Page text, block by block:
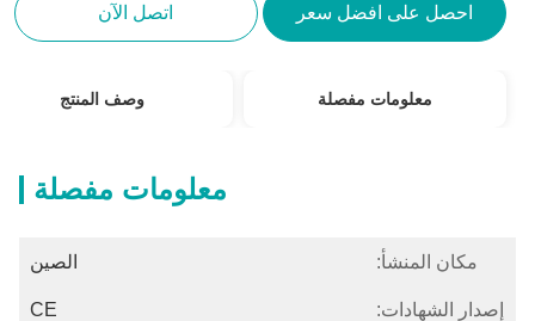
احصل على افضل سعر اتصل الآن
معلومات مفصلة وصف المنتج
معلومات مفصلة
مكان المنشأ: الصين
إصدار الشهادات: CE